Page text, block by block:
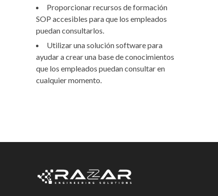
Proporcionar recursos de formación
SOP accesibles para que los empleados
puedan consultarlos.
Utilizar una solución software para
ayudar a crear una base de conocimientos
que los empleados puedan consultar en
cualquier momento.